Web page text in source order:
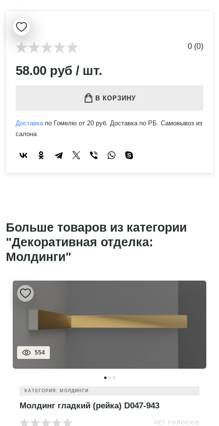
0 (0)
58.00 руб / шт.
В КОРЗИНУ
Доставкапо Гомелю от 20 руб. Доставка по РБ. Самовывоз из
салона
Больше товаров из категории
"Декоративная отделка:
Молдинги"
554
КАТЕГОРИЯ: МОЛДИНГИ
Молдинг гладкий (рейка) D047-943
НЕТ ГОЛОСОВ